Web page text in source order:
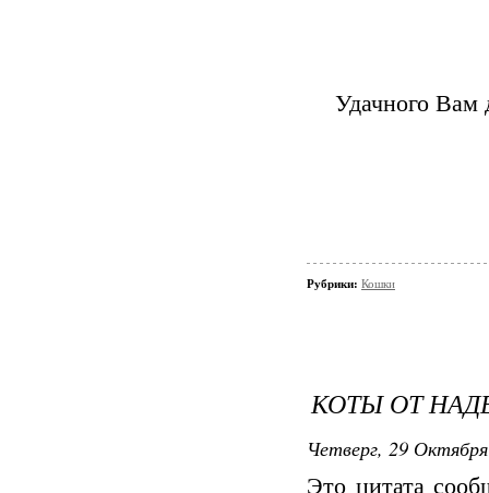
Удачного Вам
Рубрики: Кошки
КОТЫ ОТ
Четверг, 29
Это цитата